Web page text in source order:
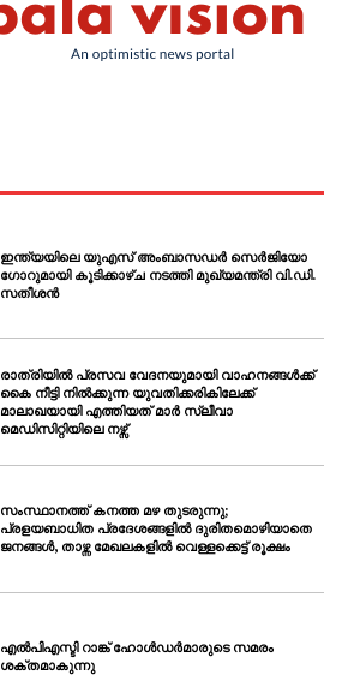
ഇന്ത്യയിലെ യുഎസ് അംബാസഡർ സെർജിയോ
ഗോറുമായി കൂടിക്കാഴ്ച നടത്തി മുഖ്യമന്ത്രി വി.ഡി.
സതീശൻ
രാത്രിയിൽ പ്രസവ വേദനയുമായി വാഹനങ്ങൾക്ക്
കൈ നീട്ടി നിൽക്കുന്ന യുവതിക്കരികിലേക്ക്
മാലാഖയായി എത്തിയത് മാർ സ്ലീവാ
മെഡിസിറ്റിയിലെ നഴ്സ്
സംസ്ഥാനത്ത് കനത്ത മഴ തുടരുന്നു;
പ്രളയബാധിത പ്രദേശങ്ങളിൽ ദുരിതമൊഴിയാതെ
ജനങ്ങൾ, താഴ്ന്ന മേഖലകളിൽ വെള്ളക്കെട്ട് രൂക്ഷം
എൽപിഎസ്ടി റാങ്ക് ഹോൾഡർമാരുടെ സമരം
ശക്തമാകുന്നു